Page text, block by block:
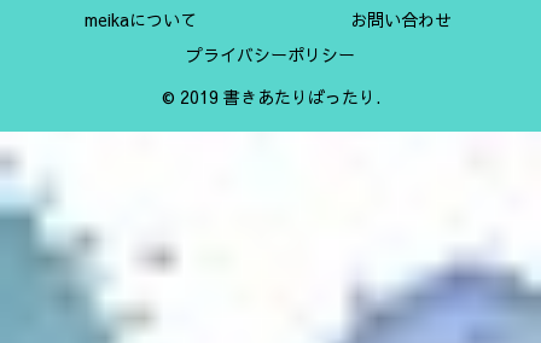
meikaについて
お問い合わせ
プライバシーポリシー
© 2019 書きあたりばったり.